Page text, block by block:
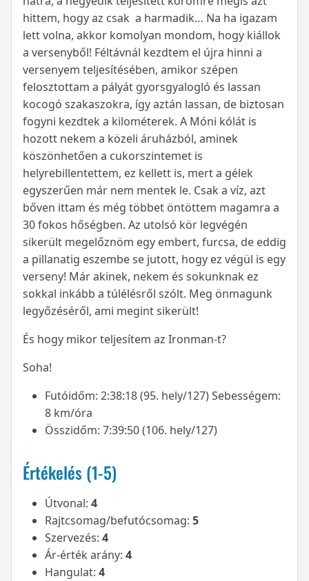
hittem, hogy az csak a harmadik… Na ha igazam
lett volna, akkor komolyan mondom, hogy kiállok
a versenyből! Féltávnál kezdtem el újra hinni a
versenyem teljesítésében, amikor szépen
felosztottam a pályát gyorsgyalogló és lassan
kocogó szakaszokra, így aztán lassan, de biztosan
fogyni kezdtek a kilométerek. A Móni kólát is
hozott nekem a közeli áruházból, aminek
köszönhetően a cukorszintemet is
helyrebillentettem, ez kellett is, mert a gélek
egyszerűen már nem mentek le. Csak a víz, azt
bőven ittam és még többet öntöttem magamra a
30 fokos hőségben. Az utolsó kör legvégén
sikerült megelőznöm egy embert, furcsa, de eddig
a pillanatig eszembe se jutott, hogy ez végül is egy
verseny! Már akinek, nekem és sokunknak ez
sokkal inkább a túlélésről szólt. Meg önmagunk
legyőzéséről, ami megint sikerült!
És hogy mikor teljesítem az Ironman-t?
Soha!
Futóidőm: 2:38:18 (95. hely/127) Sebességem:
8 km/óra
Összidőm: 7:39:50 (106. hely/127)
Értékelés (1-5)
Útvonal: 4
Rajtcsomag/befutócsomag: 5
Szervezés: 4
Ár-érték arány: 4
Hangulat: 4